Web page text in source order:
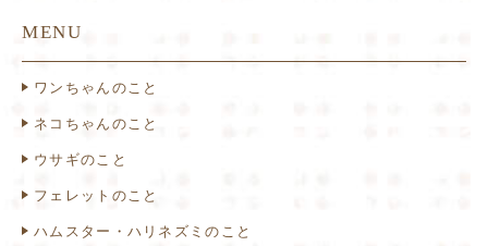
MENU
ワンちゃんのこと
ネコちゃんのこと
ウサギのこと
フェレットのこと
ハムスター・ハリネズミのこと